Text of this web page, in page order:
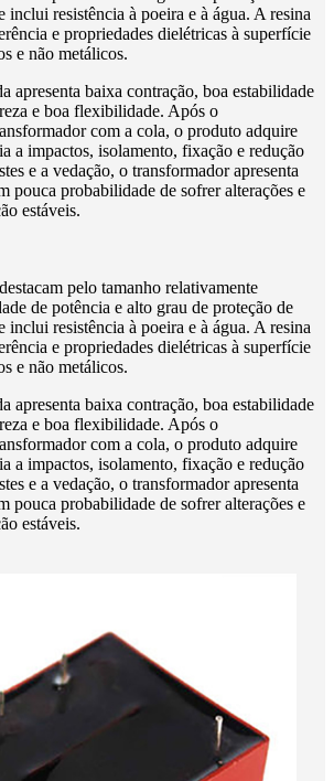
inclui resistência à poeira e à água. A resina
e propriedades dielétricas à superfície
e não metálicos.
apresenta baixa contração, boa estabilidade
e boa flexibilidade. Após o
com a cola, o produto adquire
a impactos, isolamento, fixação e redução
e a vedação, o transformador apresenta
pouca probabilidade de sofrer alterações e
estáveis.
pelo tamanho relativamente
de potência e alto grau de proteção de
inclui resistência à poeira e à água. A resina
e propriedades dielétricas à superfície
e não metálicos.
apresenta baixa contração, boa estabilidade
e boa flexibilidade. Após o
com a cola, o produto adquire
a impactos, isolamento, fixação e redução
e a vedação, o transformador apresenta
pouca probabilidade de sofrer alterações e
estáveis.